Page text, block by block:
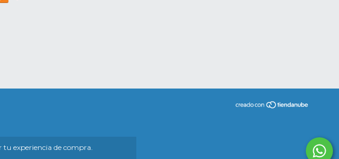
tu experiencia de compra.